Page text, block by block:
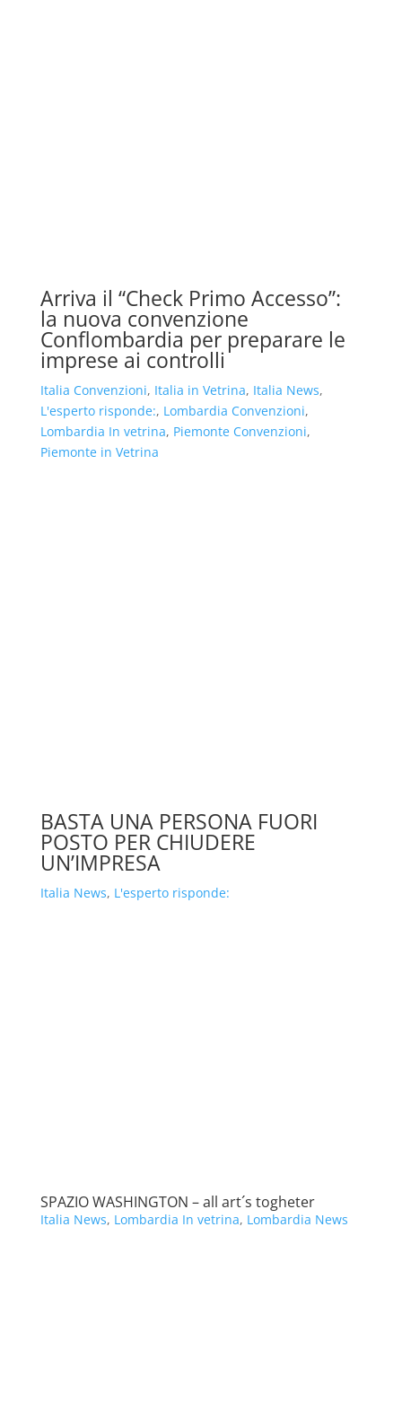
Arriva il “Check Primo Accesso”:
la nuova convenzione
Conflombardia per preparare le
imprese ai controlli
Italia Convenzioni, Italia in Vetrina, Italia News,
L'esperto risponde:, Lombardia Convenzioni,
Lombardia In vetrina, Piemonte Convenzioni,
Piemonte in Vetrina
BASTA UNA PERSONA FUORI
POSTO PER CHIUDERE
UN’IMPRESA
Italia News, L'esperto risponde:
SPAZIO WASHINGTON – all art´s togheter
Italia News, Lombardia In vetrina, Lombardia News